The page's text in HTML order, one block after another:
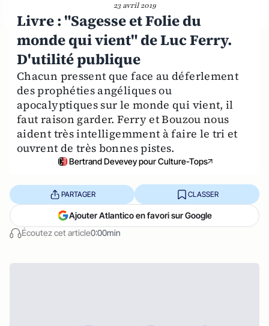
23 avril 2019
Livre : "Sagesse et Folie du
monde qui vient" de Luc Ferry.
D'utilité publique
Chacun pressent que face au déferlement
des prophéties angéliques ou
apocalyptiques sur le monde qui vient, il
faut raison garder. Ferry et Bouzou nous
aident très intelligemment à faire le tri et
ouvrent de très bonnes pistes.
Bertrand Devevey pour Culture-Tops
Écoutez cet article0:00min
PARTAGER CLASSER
Ajouter Atlantico en favori sur Google